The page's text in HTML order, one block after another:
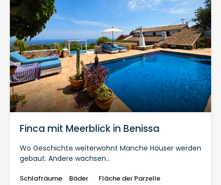
Finca mit Meerblick in Benissa
Wo Geschichte weiterwohnt Manche Häuser werden
gebaut. Andere wachsen…
Schlafräume
Bäder
Fläche der Parzelle